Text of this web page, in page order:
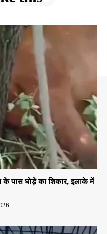
के पास घोड़े का शिकार, इलाके में